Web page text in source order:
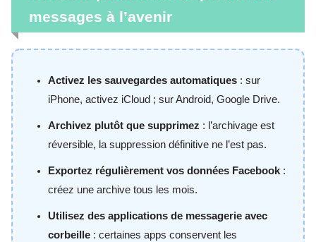
messages à l’avenir
Activez les sauvegardes automatiques : sur
iPhone, activez iCloud ; sur Android, Google Drive.
Archivez plutôt que supprimez : l’archivage est
réversible, la suppression définitive ne l’est pas.
Exportez régulièrement vos données Facebook :
créez une archive tous les mois.
Utilisez des applications de messagerie avec
corbeille : certaines apps conservent les